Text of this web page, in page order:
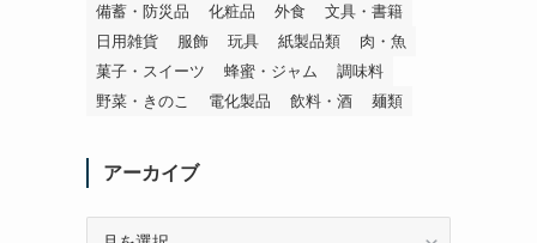
備蓄・防災品
化粧品 外食
文具・書籍
日用雑貨
服飾 玩具 紙製品類
肉・魚
菓子・スイーツ
蜂蜜・ジャム
調味料
野菜・きのこ
電化製品 飲料・酒 麺類
アーカイブ